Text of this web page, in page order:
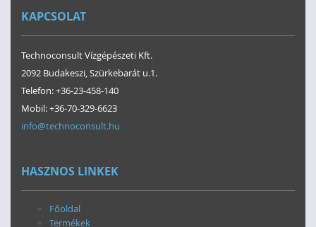
KAPCSOLAT
Technoconsult Vízgépészeti Kft.
2092 Budakeszi, Szürkebarát u.1.
Telefon: +36-23-458-140
Mobil: +36-70-329-6623
info@technoconsult.hu
HASZNOS LINKEK
Főoldal
Termékek